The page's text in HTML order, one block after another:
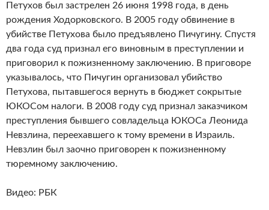
Петухов был застрелен 26 июня 1998 года, в день
рождения Ходорковского. В 2005 году обвинение в
убийстве Петухова было предъявлено Пичугину. Спустя
два года суд признал его виновным в преступлении и
приговорил к пожизненному заключению. В приговоре
указывалось, что Пичугин организовал убийство
Петухова, пытавшегося вернуть в бюджет сокрытые
ЮКОСом налоги. В 2008 году суд признал заказчиком
преступления бывшего совладельца ЮКОСа Леонида
Невзлина, переехавшего к тому времени в Израиль.
Невзлин был заочно приговорен к пожизненному
тюремному заключению.
Видео: РБК